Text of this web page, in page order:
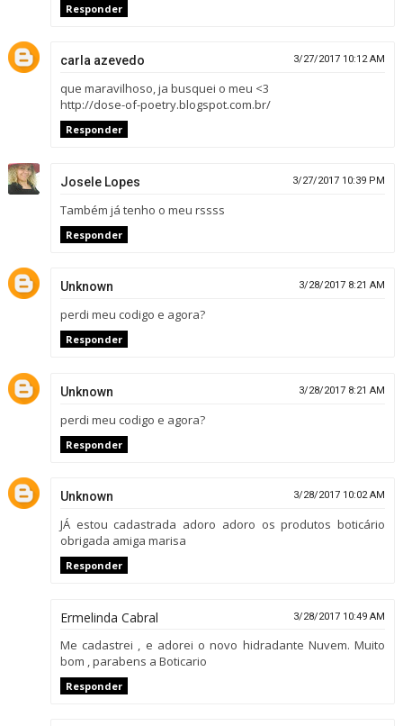
Responder
carla azevedo 3/27/2017 10:12 AM
que maravilhoso, ja busquei o meu <3
http://dose-of-poetry.blogspot.com.br/
Responder
Josele Lopes 3/27/2017 10:39 PM
Também já tenho o meu rssss
Responder
Unknown 3/28/2017 8:21 AM
perdi meu codigo e agora?
Responder
Unknown 3/28/2017 8:21 AM
perdi meu codigo e agora?
Responder
Unknown 3/28/2017 10:02 AM
JÁ estou cadastrada adoro adoro os produtos boticário
obrigada amiga marisa
Responder
Ermelinda Cabral 3/28/2017 10:49 AM
Me cadastrei , e adorei o novo hidradante Nuvem. Muito
bom , parabens a Boticario
Responder